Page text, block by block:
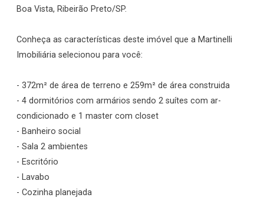
Boa Vista, Ribeirão Preto/SP.
Conheça as características deste imóvel que a Martinelli
Imobiliária selecionou para você:
- 372m² de área de terreno e 259m² de área construida
- 4 dormitórios com armários sendo 2 suítes com ar-
condicionado e 1 master com closet
- Banheiro social
- Sala 2 ambientes
- Escritório
- Lavabo
- Cozinha planejada